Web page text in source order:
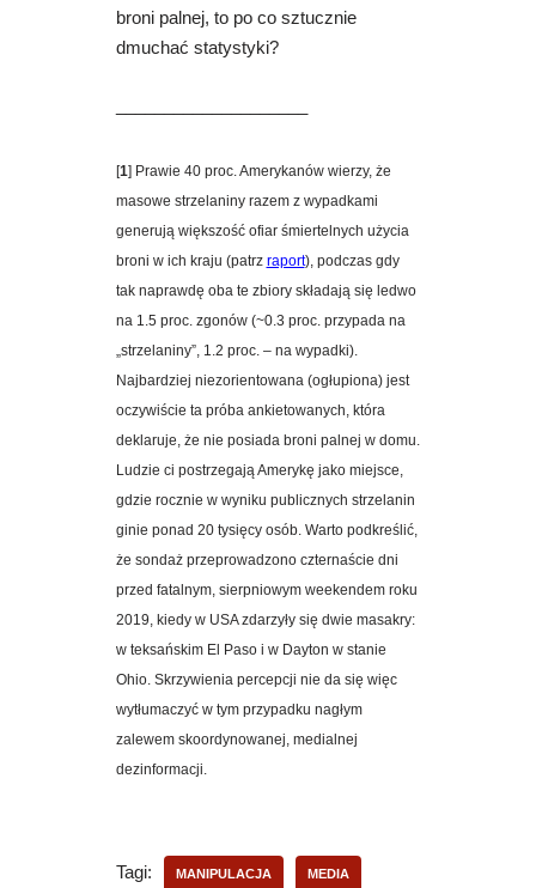
broni palnej, to po co sztucznie
dmuchać statystyki?
[1] Prawie 40 proc. Amerykanów wierzy, że
masowe strzelaniny razem z wypadkami
generują większość ofiar śmiertelnych użycia
broni w ich kraju (patrz raport), podczas gdy
tak naprawdę oba te zbiory składają się ledwo
na 1.5 proc. zgonów (~0.3 proc. przypada na
„strzelaniny”, 1.2 proc. – na wypadki).
Najbardziej niezorientowana (ogłupiona) jest
oczywiście ta próba ankietowanych, która
deklaruje, że nie posiada broni palnej w domu.
Ludzie ci postrzegają Amerykę jako miejsce,
gdzie rocznie w wyniku publicznych strzelanin
ginie ponad 20 tysięcy osób. Warto podkreślić,
że sondaż przeprowadzono czternaście dni
przed fatalnym, sierpniowym weekendem roku
2019, kiedy w USA zdarzyły się dwie masakry:
w teksańskim El Paso i w Dayton w stanie
Ohio. Skrzywienia percepcji nie da się więc
wytłumaczyć w tym przypadku nagłym
zalewem skoordynowanej, medialnej
dezinformacji.
Tagi: MANIPULACJA MEDIA